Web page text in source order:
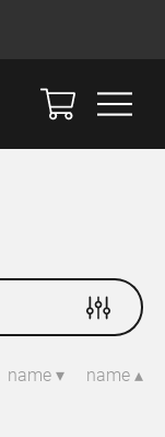
name ▾ name ▴